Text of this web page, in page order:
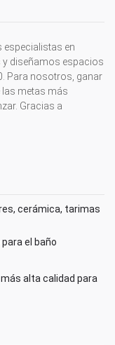
especialistas en
diseñamos espacios
Para nosotros, ganar
las metas más
Gracias a
cerámica, tarimas
el baño
alta calidad para